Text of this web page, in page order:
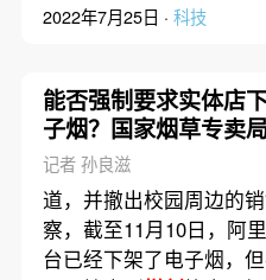
2022年7月25日 · 科技
能否强制要求实体店
子烟？国家烟草专卖
监管尺度
记者 孙良滋
道，并撤出校园周边的
察，截至11月10日，阿
台已经下架了电子烟，